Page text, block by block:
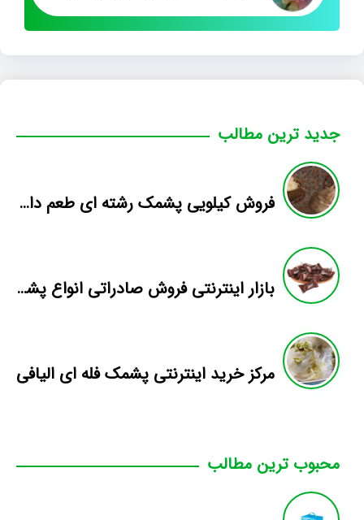
جدید ترین مطالب
فروش کیلویی پشمک رشته ای طعم دار میوه
بازار اینترنتی فروش صادراتی انواع پشمک الیافی/شکلاتی
مرکز خرید اینترنتی پشمک فله ای الیافی
محبوب ترین مطالب